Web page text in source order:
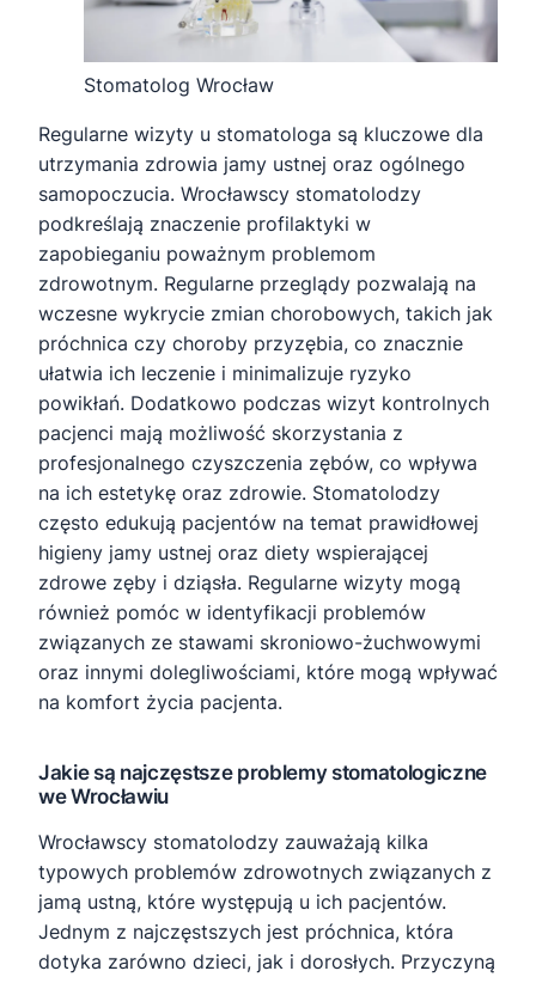
Stomatolog Wrocław
Regularne wizyty u stomatologa są kluczowe dla
utrzymania zdrowia jamy ustnej oraz ogólnego
samopoczucia. Wrocławscy stomatolodzy
podkreślają znaczenie profilaktyki w
zapobieganiu poważnym problemom
zdrowotnym. Regularne przeglądy pozwalają na
wczesne wykrycie zmian chorobowych, takich jak
próchnica czy choroby przyzębia, co znacznie
ułatwia ich leczenie i minimalizuje ryzyko
powikłań. Dodatkowo podczas wizyt kontrolnych
pacjenci mają możliwość skorzystania z
profesjonalnego czyszczenia zębów, co wpływa
na ich estetykę oraz zdrowie. Stomatolodzy
często edukują pacjentów na temat prawidłowej
higieny jamy ustnej oraz diety wspierającej
zdrowe zęby i dziąsła. Regularne wizyty mogą
również pomóc w identyfikacji problemów
związanych ze stawami skroniowo-żuchwowymi
oraz innymi dolegliwościami, które mogą wpływać
na komfort życia pacjenta.
Jakie są najczęstsze problemy stomatologiczne
we Wrocławiu
Wrocławscy stomatolodzy zauważają kilka
typowych problemów zdrowotnych związanych z
jamą ustną, które występują u ich pacjentów.
Jednym z najczęstszych jest próchnica, która
dotyka zarówno dzieci, jak i dorosłych. Przyczyną